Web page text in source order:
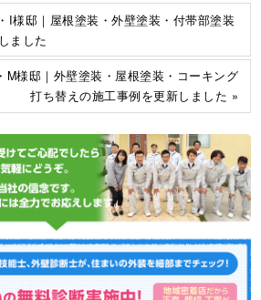
I様邸｜屋根塗装・外壁塗装・付帯部塗装
ました
M様邸｜外壁塗装・屋根塗装・コーキング
打ち替えの施工事例を更新しました »